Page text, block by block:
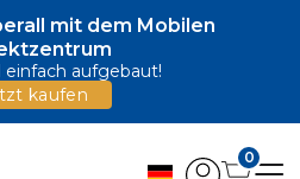
mit dem Mobilen
einfach aufgebaut!
kaufen
0